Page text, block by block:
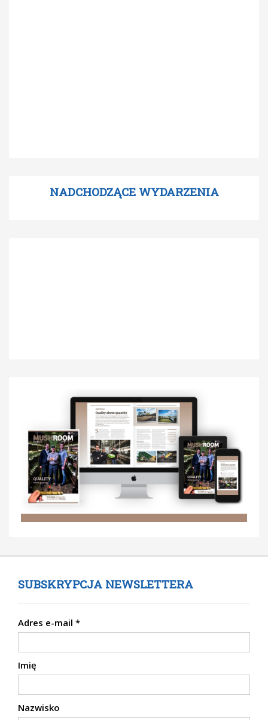
NADCHODZĄCE WYDARZENIA
SUBSKRYPCJA NEWSLETTERA
Adres e-mail *
Imię
Nazwisko